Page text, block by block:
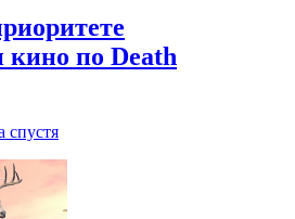
кино по Death
спустя